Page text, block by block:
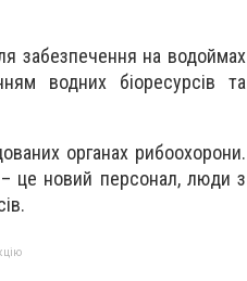
забезпечення на водоймах
водних біоресурсів та
органах рибоохорони.
це новий персонал, люди з